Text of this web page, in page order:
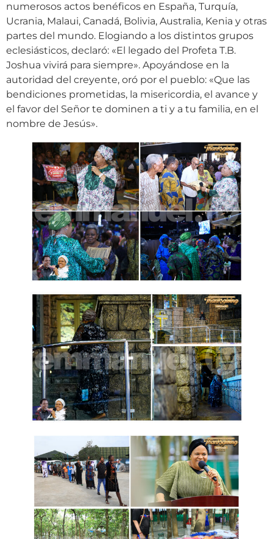
numerosos actos benéficos en España, Turquía,
Ucrania, Malaui, Canadá, Bolivia, Australia, Kenia y otras
partes del mundo. Elogiando a los distintos grupos
eclesiásticos, declaró: «El legado del Profeta T.B.
Joshua vivirá para siempre». Apoyándose en la
autoridad del creyente, oró por el pueblo: «Que las
bendiciones prometidas, la misericordia, el avance y
el favor del Señor te dominen a ti y a tu familia, en el
nombre de Jesús».